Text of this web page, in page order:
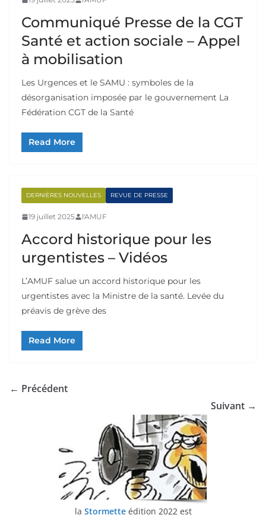
Communiqué Presse de la CGT
Santé et action sociale – Appel
à mobilisation
Les Urgences et le SAMU : symboles de la
désorganisation imposée par le gouvernement La
Fédération CGT de la Santé
Read More
DERNIÈRES NOUVELLES REVUE DE PRESSE
19 juillet 2025 l'AMUF
Accord historique pour les
urgentistes – Vidéos
L’AMUF salue un accord historique pour les
urgentistes avec la Ministre de la santé. Levée du
préavis de grève des
Read More
← Précédent
Suivant →
la Stormetteédition 2022 est